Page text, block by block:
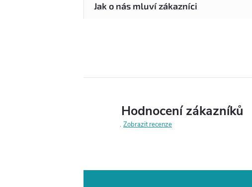
Hodnocení zákazníků
Zobrazit recenze